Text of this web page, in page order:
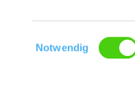
Einwilligungsauswahl
Notwendig